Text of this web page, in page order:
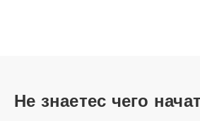
Не знаетес чего